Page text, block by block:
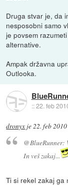
Druga stvar je, da
nesposobni samo
je povsem
alternative.
Ampak državna
Outlooka.
::22. feb
dronyx je22. feb
@BlueRunner:
In veš zakaj...
Ti si rekel zakaj ga